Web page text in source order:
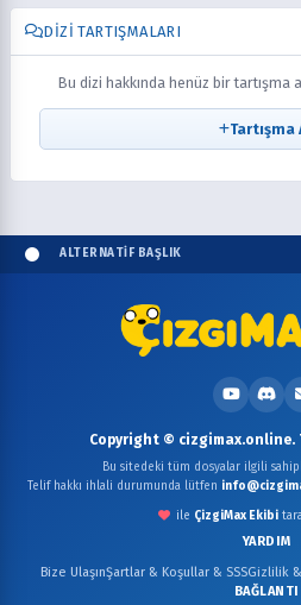
DIZI TARTIŞMALARI
Bu dizi hakkında henüz bir tartışma
Tartışma
ALTERNATİF BAŞLIK
YARDIM
Bize UlaşınŞartlar & Koşullar & SSSGizlilik
BAĞLANTI
Copyright © cizgimax.online.
Bu sitedeki tüm dosyalar ilgili
Telif hakkı ihlali durumunda lütfen
ile ÇizgiMax Ekibi